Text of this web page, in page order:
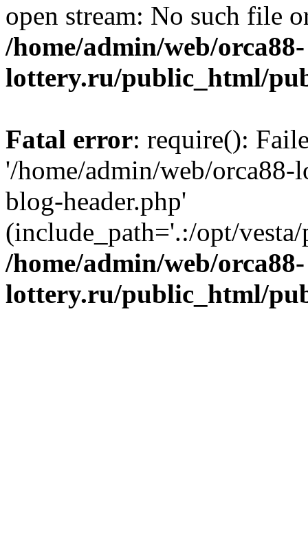
open stream: No such file
/home/admin/web/orca88-
lottery.ru/public_html/
Fatal error: require():
'/home/admin/web/
blog-header.php'
(include_path='.:/opt/
/home/admin/web/orca88-
lottery.ru/public_html/